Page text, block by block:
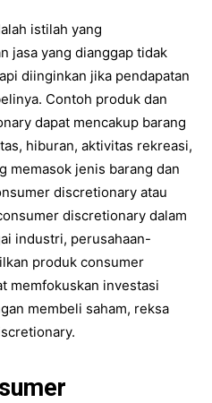
istilah yang
jasa yang dianggap tidak
diinginkan jika pendapatan
Contoh produk dan
dapat mencakup barang
hiburan, aktivitas rekreasi,
memasok jenis barang dan
discretionary atau
discretionary dalam
industri, perusahaan-
produk consumer
memfokuskan investasi
membeli saham, reksa